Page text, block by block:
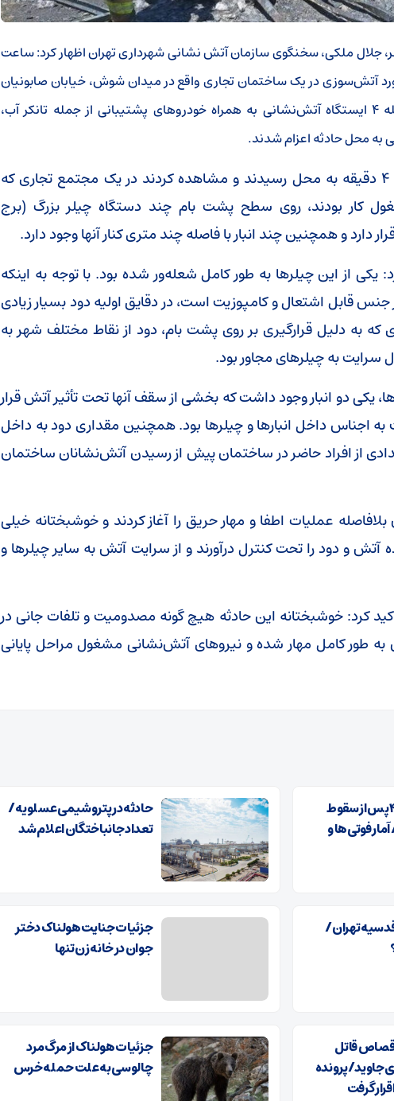
جلال ملکی، سخنگوی سازمان آتش نشانی شهرداری تهران اظهار کرد: ساعت
یک مورد آتش‌سوزی در یک ساختمان تجاری واقع در میدان شوش، خیابان صابونیان
به سامانه ۱۲۵ اعلام شد. بلافاصله ۴ ایستگاه آتش‌نشانی به همراه خودرو‌های پشتیبانی از جمله تانکر آب،
به محل حادثه اعزام شدند.
وی افزود: آتش‌نشانان در زمان ۴ دقیقه به محل رسیدند و مشاهده کردند در یک مجتمع تجاری که
کار بودند، روی سطح پشت بام چند دستگاه چیلر بزرگ (برج
دارد و همچنین چند انبار با فاصله چند متری کنار آنها وجود دارد.
از این چیلر‌ها به طور کامل شعله‌ور شده بود. با توجه به اینکه
جنس قابل اشتعال و کامپوزیت است، در دقایق اولیه دود بسیار زیادی
به دلیل قرارگیری بر روی پشت بام، دود از نقاط مختلف شهر به
سرایت به چیلر‌های مجاور بود.
یکی دو انبار وجود داشت که بخشی از سقف آنها تحت تأثیر آتش قرار
اجناس داخل انبار‌ها و چیلر‌ها بود. همچنین مقداری دود به داخل
از افراد حاضر در ساختمان پیش از رسیدن آتش‌نشانان ساختمان
عملیات اطفا و مهار حریق را آغاز کردند و خوشبختانه خیلی
و دود را تحت کنترل درآورند و از سرایت آتش به سایر چیلر‌ها و
کرد: خوشبختانه این حادثه هیچ گونه مصدومیت و تلفات جانی در
طور کامل مهار شده و نیرو‌های آتش‌نشانی مشغول مراحل پایانی
انفجار پژو ۴۰۵ پس از سقوط
آمار فوتی‌ها و
حادثه در پتروشیمی عسلویه /
تعداد جانباختگان اعلام شد
تهران/
جزئیات جنایت هولناک دختر
جوان در خانه زن تنها
قاتل
پرونده
گرفت
جزئیات هولناک از مرگ مرد
چالوسی به علت حمله خرس